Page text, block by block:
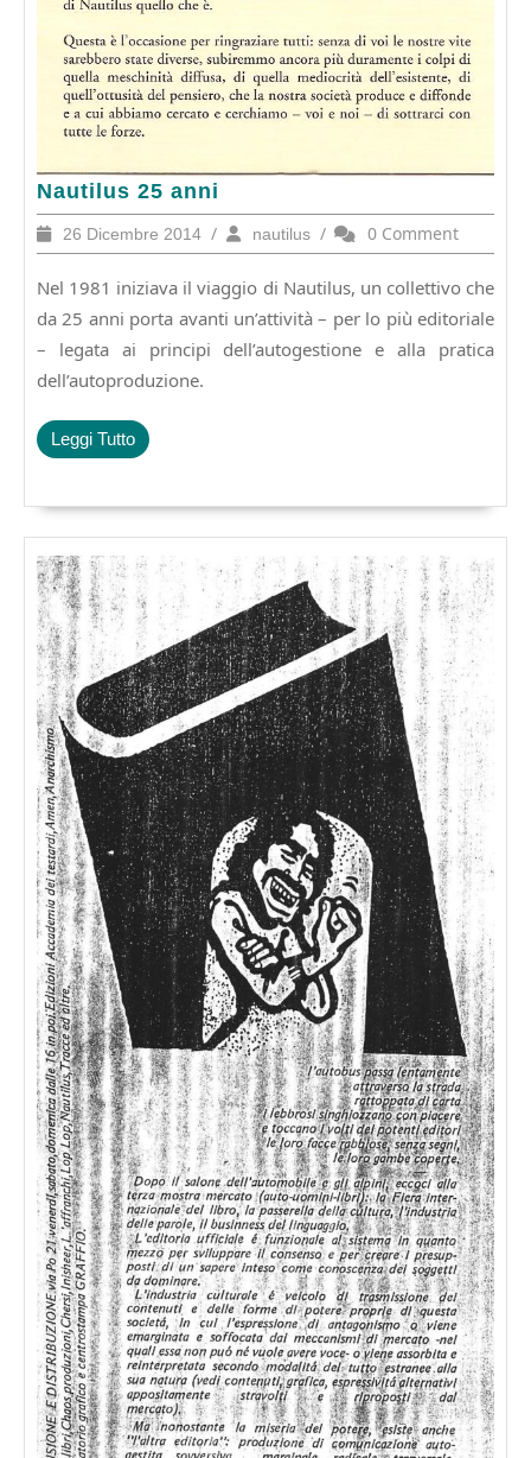
Nautilus 25 anni
Nautilus
25
anni26 Dicembre 2014 26
Dicembre
2014
/ nautilusnautilus
/ 0 Comment
Nel 1981 iniziava il viaggio di Nautilus, un collettivo che
da 25 anni porta avanti un’attività – per lo più editoriale
– legata ai principi dell’autogestione e alla pratica
dell’autoproduzione.
Leggi TuttoLeggi
Tutto